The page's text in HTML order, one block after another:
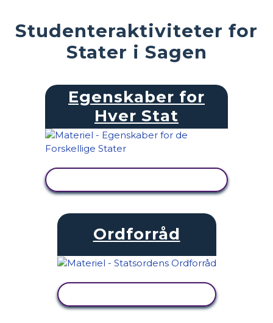
Studenteraktiviteter for
Stater i Sagen
Egenskaber for
Hver Stat
Ordforråd